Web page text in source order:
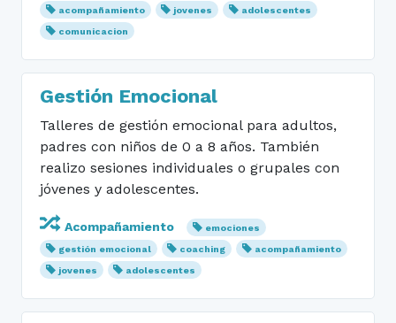
acompañamiento
jovenes
adolescentes
comunicacion
Gestión Emocional
Talleres de gestión emocional para adultos,
padres con niños de 0 a 8 años. También
realizo sesiones individuales o grupales con
jóvenes y adolescentes.
Acompañamiento
emociones
gestión emocional
coaching
acompañamiento
jovenes
adolescentes